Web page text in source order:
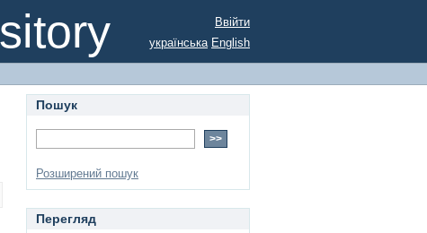
Ввійти
українська English
Пошук
Розширений пошук
Перегляд